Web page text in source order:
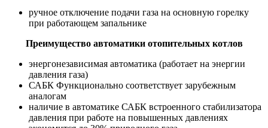
ручное отключение подачи газа на основную горелку
при работающем запальнике
Преимущество автоматики отопительных котлов
энергонезависимая автоматика (работает на энергии
давления газа)
САБК Функционально соответствует зарубежным
аналогам
наличие в автоматике САБК встроенного стабилизатора
давления при работе на повышенных давлениях